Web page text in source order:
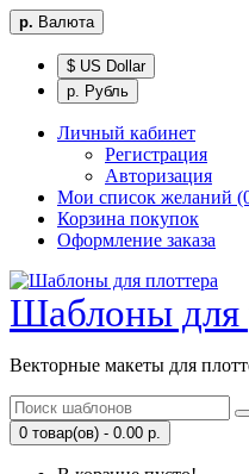
р. Валюта
$ US Dollar
р. Рубль
Личный кабинет
Регистрация
Авторизация
Мои список желаний
Корзина покупок
Оформление заказа
Шаблоны для
Векторные макеты для
0 товар(ов) - 0.00 р.